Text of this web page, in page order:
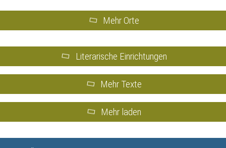
Mehr Orte
Literarische Einrichtungen
Mehr Texte
Mehr laden